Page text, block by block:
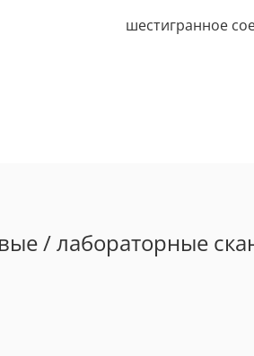
шестигранное
/ лабораторные